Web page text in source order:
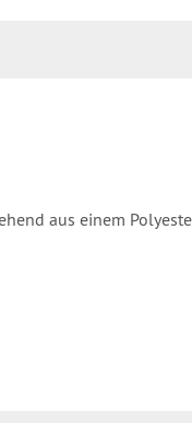
aus einem